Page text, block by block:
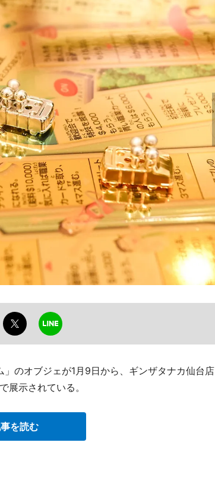
のオブジェが1月9日から、ギンザタナカ仙台店
展示されている。
を読む